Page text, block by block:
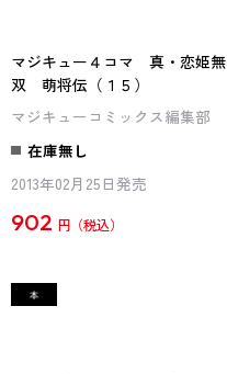
マジキュー４コマ 真・恋姫無
双 萌将伝（１５）
マジキューコミックス編集部
在庫無し
2013年02月25日発売
902 円